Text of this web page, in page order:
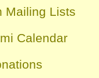
Mailing Lists
Calendar